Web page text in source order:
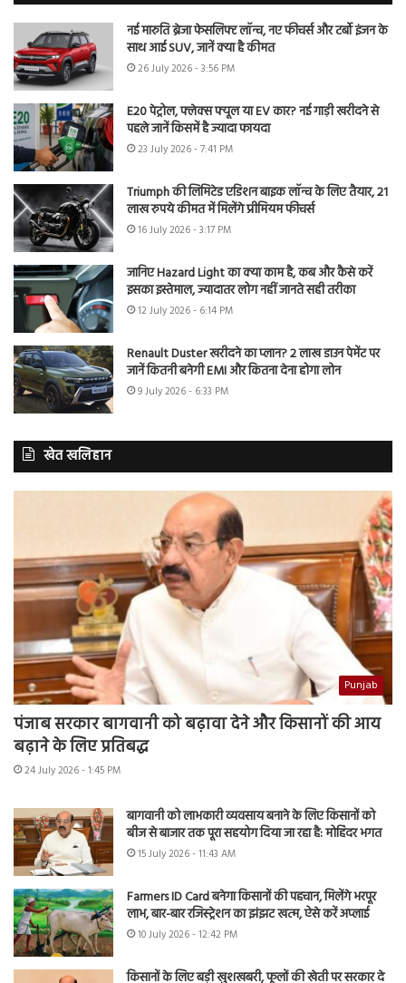
नई मारुति ब्रेजा फेसलिफ्ट लॉन्च, नए फीचर्स और टर्बो इंजन के
साथ आई SUV, जानें क्या है कीमत
26 July 2026 - 3:56 PM
E20 पेट्रोल, फ्लेक्स फ्यूल या EV कार? नई गाड़ी खरीदने से
पहले जानें किसमें है ज्यादा फायदा
23 July 2026 - 7:41 PM
Triumph की लिमिटेड एडिशन बाइक लॉन्च के लिए तैयार, 21
लाख रुपये कीमत में मिलेंगे प्रीमियम फीचर्स
16 July 2026 - 3:17 PM
जानिए Hazard Light का क्या काम है, कब और कैसे करें
इसका इस्तेमाल, ज्यादातर लोग नहीं जानते सही तरीका
12 July 2026 - 6:14 PM
Renault Duster खरीदने का प्लान? 2 लाख डाउन पेमेंट पर
जानें कितनी बनेगी EMI और कितना देना होगा लोन
9 July 2026 - 6:33 PM
खेत खलिहान
Punjab
पंजाब सरकार बागवानी को बढ़ावा देने और किसानों की आय
बढ़ाने के लिए प्रतिबद्ध
24 July 2026 - 1:45 PM
बागवानी को लाभकारी व्यवसाय बनाने के लिए किसानों को
बीज से बाजार तक पूरा सहयोग दिया जा रहा है: मोहिंदर भगत
15 July 2026 - 11:43 AM
Farmers ID Card बनेगा किसानों की पहचान, मिलेंगे भरपूर
लाभ, बार-बार रजिस्ट्रेशन का झंझट खत्म, ऐसे करें अप्लाई
10 July 2026 - 12:42 PM
किसानों के लिए बड़ी खुशखबरी, फूलों की खेती पर सरकार दे